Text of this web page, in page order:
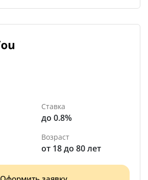
Ставка
до 0.8%
Возраст
от 18 до 80 лет